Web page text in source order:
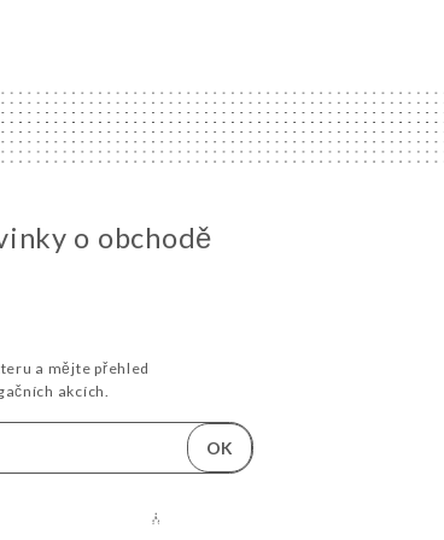
o obchodě
a mějte přehled
akcích.
OK